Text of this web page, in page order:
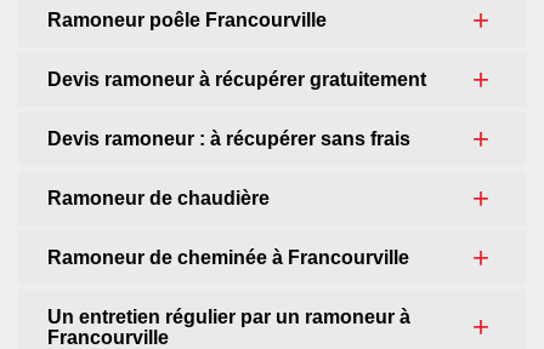
Ramoneur poêle Francourville
Devis ramoneur à récupérer gratuitement
Devis ramoneur : à récupérer sans frais
Ramoneur de chaudière
Ramoneur de cheminée à Francourville
Un entretien régulier par un ramoneur à
Francourville